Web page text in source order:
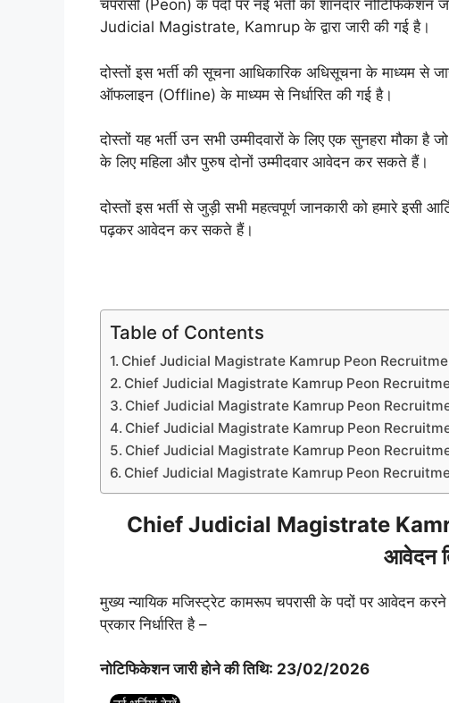
चपरासी (Peon) के पदों पर नई भर्ती का शानदार
Judicial Magistrate, Kamrup के द्वारा जारी की गई है।
दोस्तों इस भर्ती की सूचना आधिकारिक अधिसूचना के माध्यम से
ऑफलाइन (Offline) के माध्यम से निर्धारित की गई है।
दोस्तों यह भर्ती उन सभी उम्मीदवारों के लिए एक सुनहरा मौका है
के लिए महिला और पुरुष दोनों उम्मीदवार आवेदन कर सकते हैं।
दोस्तों इस भर्ती से जुड़ी सभी महत्वपूर्ण जानकारी को हमारे इसी
पढ़कर आवेदन कर सकते हैं।
Table of Contents
Chief Judicial Magistrate Kamrup Peon
Chief Judicial Magistrate Kamrup Peon
Chief Judicial Magistrate Kamrup Peon Recruitment
Chief Judicial Magistrate Kamrup Peon
Chief Judicial Magistrate Kamrup Peon
Chief Judicial Magistrate Kamrup Peon
Chief Judicial Magistrate
आवेदन
मुख्य न्यायिक मजिस्ट्रेट कामरूप चपरासी के पदों पर आवेदन करने
प्रकार निर्धारित है –
नोटिफिकेशन जारी होने की तिथि: 23/02/2026